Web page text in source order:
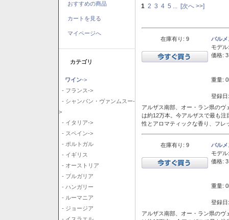
おすすめの商品
カートを見る
マイページへ
カテゴリ
ワイン->
- フランス->
- シャンパン・ヴァンムスー-
>
- イタリア->
- スペイン->
- ポルトガル
- イギリス
- オーストリア
- ブルガリア
- ハンガリー
- ルーマニア
- ジョージア
1 2 3 4 5 [次へ >>]
在庫有り: 9
バル
モデル:
価格:
重量:
登録
アルザス南部、オー・ラン県の
は約12万本。今アルザスで最も
性とアロマティックな香り、フレ
在庫有り: 9
バル
モデル:
価格:
重量:
登録
アルザス南部、オー・ラン県の